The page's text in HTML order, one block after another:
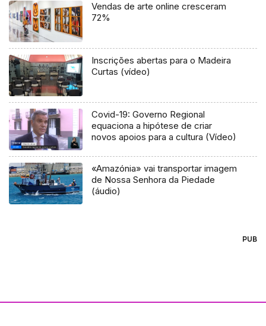
Vendas de arte online cresceram
72%
Inscrições abertas para o Madeira
Curtas (vídeo)
Covid-19: Governo Regional
equaciona a hipótese de criar
novos apoios para a cultura (Vídeo)
«Amazónia» vai transportar imagem
de Nossa Senhora da Piedade
(áudio)
PUB